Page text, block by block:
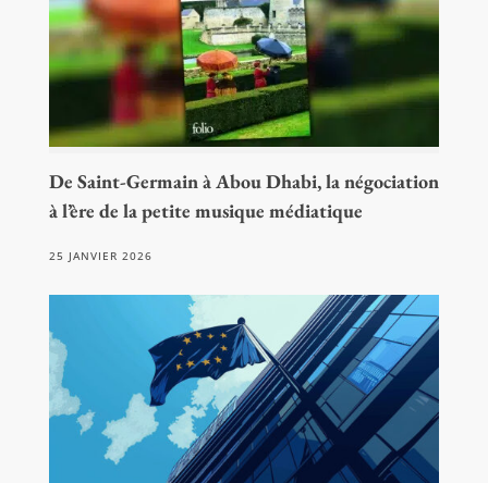
De Saint-Germain à Abou Dhabi, la négociation
à l’ère de la petite musique médiatique
25 JANVIER 2026